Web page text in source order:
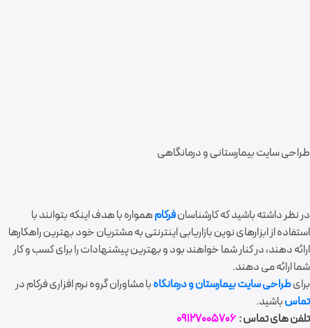
طراحی سایت بیمارستانی و درمانگاهی
در نظر داشته باشید که کارشناسانفرکامهمواره با هدف اینکه بتوانند با
استفاده از ابزارهای نوین بازاریابی اینترنتی به مشتریان خود بهترین راهکارها
ارائه دهند، در کنار شما خواهند بود و بهترین پیشنهادات را برای کسب و کار
شما ارائه می دهند.
برایطراحی سایت بیمارستان و درمانگاهبا مشاوران گروه نرم افزاری فرکام در
تماسباشید.
تلفن های تماس :09127005706